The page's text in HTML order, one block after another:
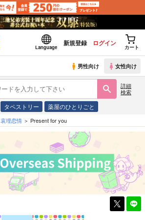
Language
新規登録 ログイン
カート
男性向け 女性向け
詳細
検索
タペストリー 薬屋のひとりごと
哀埋恋情 Present for you